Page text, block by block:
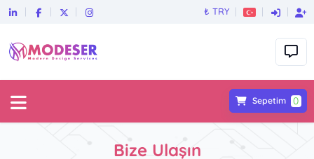
₺ TRY
Sepetim 0
Bize Ulaşın